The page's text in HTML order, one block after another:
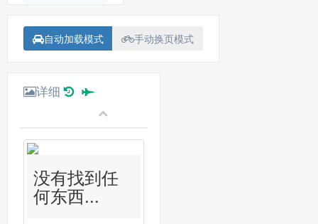
自动加载模式 手动换页模式
详细
没有找到任
何东西...